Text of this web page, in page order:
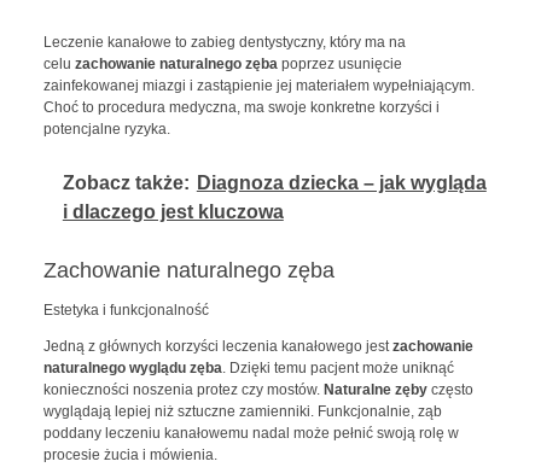
Leczenie kanałowe to zabieg dentystyczny, który ma na
celu zachowanie naturalnego zębapoprzez usunięcie
zainfekowanej miazgi i zastąpienie jej materiałem wypełniającym.
Choć to procedura medyczna, ma swoje konkretne korzyści i
potencjalne ryzyka.
Zobacz także: Diagnoza dziecka – jak wygląda
i dlaczego jest kluczowa
Zachowanie naturalnego zęba
Estetyka i funkcjonalność
Jedną z głównych korzyści leczenia kanałowego jestzachowanie
naturalnego wyglądu zęba. Dzięki temu pacjent może uniknąć
konieczności noszenia protez czy mostów. Naturalne zębyczęsto
wyglądają lepiej niż sztuczne zamienniki. Funkcjonalnie, ząb
poddany leczeniu kanałowemu nadal może pełnić swoją rolę w
procesie żucia i mówienia.